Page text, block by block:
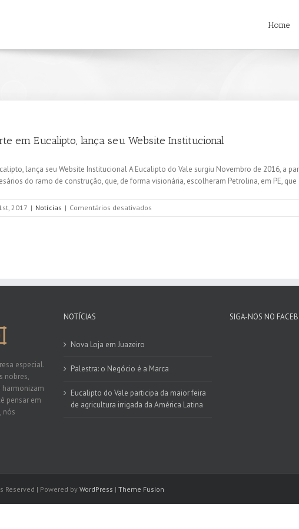
Home
em Eucalipto, lança seu Website Institucional
lança seu Website Institucional A Eucalipto do Vale surgiu Novembro de 2016, a
do ramo de construção, que, de forma visionária, escolheram Petrolina, em PE,
2017 | Notícias | Comentários desativados
A
especial.
nobres,
harmonizam
pensar em
nós
NOTÍCIAS
Nova Loja em Juazeiro
Palestra: o Negócio é a Marca
Eucalipto do Vale participa da maior feira
de agricultura irrigada da América Latina
SIGA-NOS NO
Reserved | Powered by WordPress | Theme Fusion